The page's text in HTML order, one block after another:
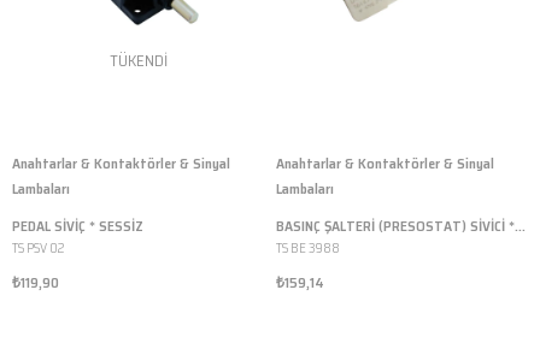
TÜKENDI
Anahtarlar & Kontaktörler & Sinyal
Lambaları
PEDAL SİVİÇ * SESSİZ
TS PSV 02
₺119,90
Anahtarlar & Kontaktörler & Sinyal
Lambaları
BASINÇ ŞALTERİ (PRESOSTAT) SİVİCİ * İTALYAN
TS BE 3988
₺159,14